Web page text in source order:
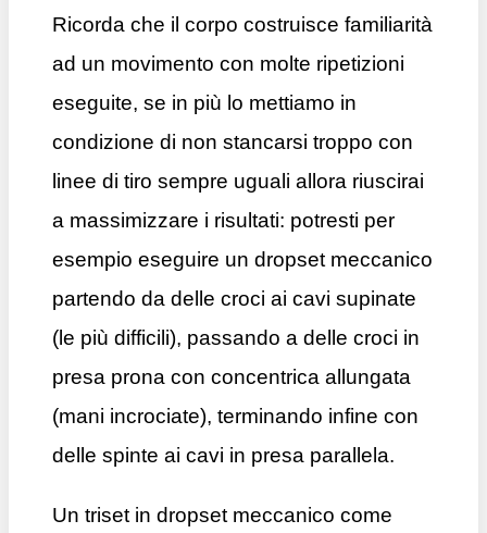
Ricorda che il corpo costruisce familiarità
ad un movimento con molte ripetizioni
eseguite, se in più lo mettiamo in
condizione di non stancarsi troppo con
linee di tiro sempre uguali allora riuscirai
a massimizzare i risultati: potresti per
esempio eseguire un dropset meccanico
partendo da delle croci ai cavi supinate
(le più difficili), passando a delle croci in
presa prona con concentrica allungata
(mani incrociate), terminando infine con
delle spinte ai cavi in presa parallela.
Un triset in dropset meccanico come